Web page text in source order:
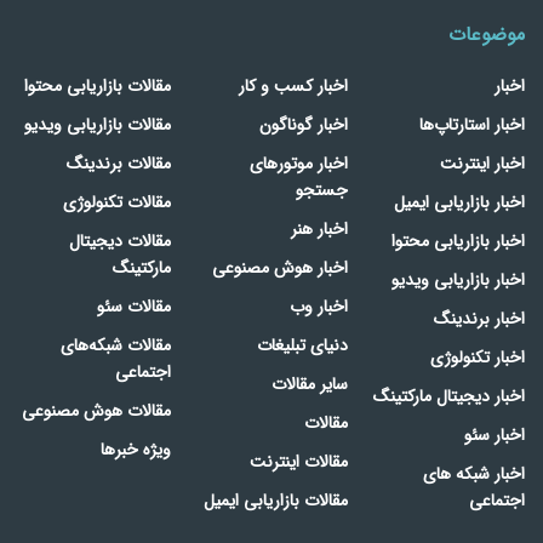
موضوعات
اخبار
اخبار استارتاپ‌ها
اخبار اینترنت
اخبار بازاریابی ایمیل
اخبار بازاریابی محتوا
اخبار بازاریابی ویدیو
اخبار برندینگ
اخبار تکنولوژی
اخبار دیجیتال مارکتینگ
اخبار سئو
اخبار شبکه های
اجتماعی
اخبار کسب و کار
اخبار گوناگون
اخبار موتورهای
جستجو
اخبار هنر
اخبار هوش مصنوعی
اخبار وب
دنیای تبلیغات
سایر مقالات
مقالات
مقالات اینترنت
مقالات بازاریابی ایمیل
مقالات بازاریابی محتوا
مقالات بازاریابی ویدیو
مقالات برندینگ
مقالات تکنولوژی
مقالات دیجیتال
مارکتینگ
مقالات سئو
مقالات شبکه‌های
اجتماعی
مقالات هوش مصنوعی
ویژه خبرها